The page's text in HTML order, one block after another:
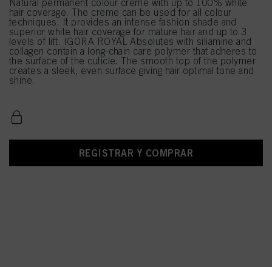
Natural permanent colour creme with up to 100% white
hair coverage. The creme can be used for all colour
techniques. It provides an intense fashion shade and
superior white hair coverage for mature hair and up to 3
levels of lift. IGORA ROYAL Absolutes with siliamine and
collagen contain a long-chain care polymer that adheres to
the surface of the cuticle. The smooth top of the polymer
creates a sleek, even surface giving hair optimal tone and
shine.
REGISTRAR Y COMPRAR